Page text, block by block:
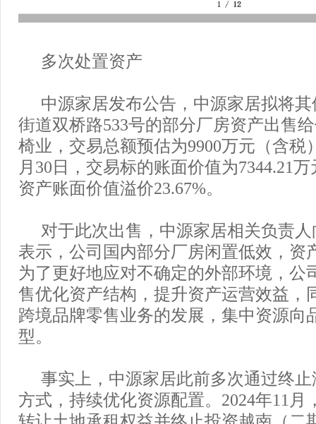
多次处置资产
中源家居发布公告，中源家居拟将
街道双桥路533号的部分厂房资产出售
椅业，交易总额预估为9900万元（含税
月30日，交易标的账面价值为7344.21
资产账面价值溢价23.67%。
对于此次出售，中源家居相关负责
表示，公司国内部分厂房闲置低效，资
为了更好地应对不确定的外部环境，公
售优化资产结构，提升资产运营效益，
跨境品牌零售业务的发展，集中资源向
型。
事实上，中源家居此前多次通过终
方式，持续优化资源配置。2024年11月
转让土地承租权益并终止投资越南（二